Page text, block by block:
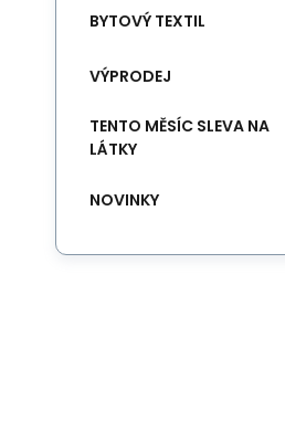
BYTOVÝ TEXTIL
VÝPRODEJ
TENTO MĚSÍC SLEVA NA
LÁTKY
NOVINKY